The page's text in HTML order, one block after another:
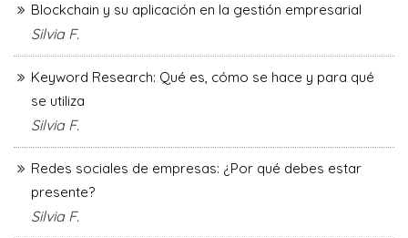
Blockchain y su aplicación en la gestión empresarial
Silvia F.
Keyword Research: Qué es, cómo se hace y para qué
se utiliza
Silvia F.
Redes sociales de empresas: ¿Por qué debes estar
presente?
Silvia F.